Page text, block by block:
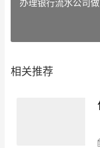
办理银行流水公司
相关推荐